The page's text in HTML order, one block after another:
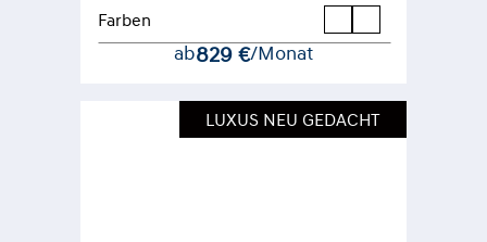
Farben
ab829 €/Monat
LUXUS NEU GEDACHT